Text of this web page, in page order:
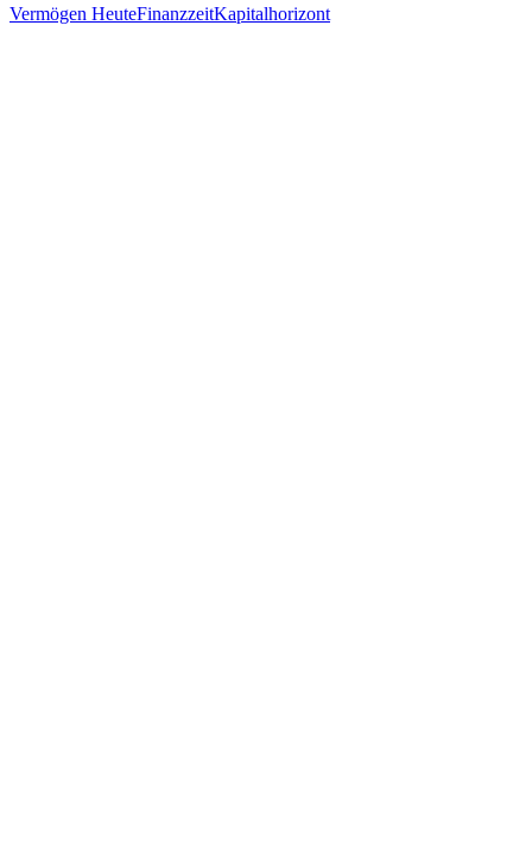
Vermögen HeuteFinanzzeitKapitalhorizont